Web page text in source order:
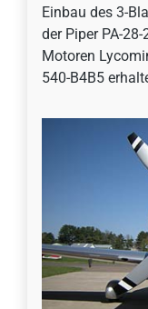
Einbau des 3-
der Piper PA-
Motoren
540-B4B5